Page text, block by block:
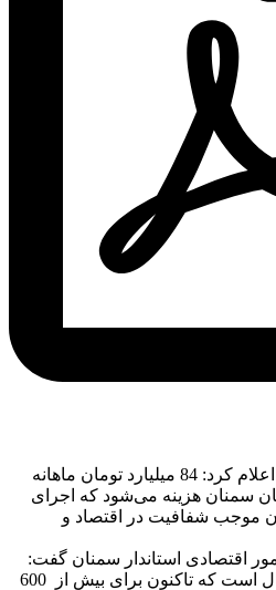
محمدرضا صادقی به رسانه‌ها اعلام کرد: 84 میلیارد تومان ماهانه
سمنان هزینه می‌شود که اجرای
شفافیت در اقتصاد و
اقتصادی استاندار سمنان گفت: